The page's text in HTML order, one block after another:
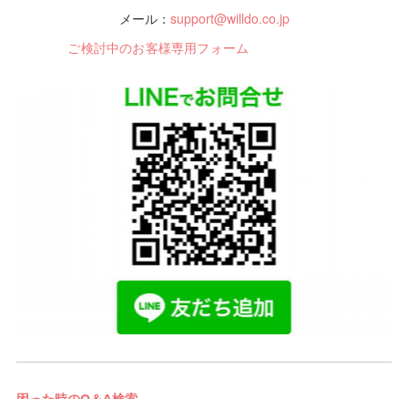
メール： support@willdo.co.jp
ご検討中のお客様専用フォーム